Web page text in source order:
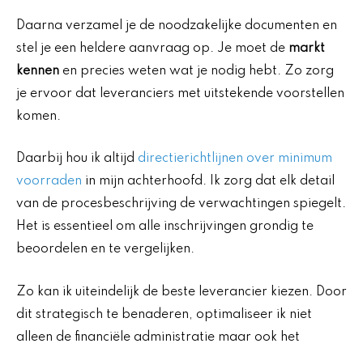
Daarna verzamel je de noodzakelijke documenten en
stel je een heldere aanvraag op. Je moet de markt
kennen en precies weten wat je nodig hebt. Zo zorg
je ervoor dat leveranciers met uitstekende voorstellen
komen.
Daarbij hou ik altijd directierichtlijnen over minimum
voorraden in mijn achterhoofd. Ik zorg dat elk detail
van de procesbeschrijving de verwachtingen spiegelt.
Het is essentieel om alle inschrijvingen grondig te
beoordelen en te vergelijken.
Zo kan ik uiteindelijk de beste leverancier kiezen. Door
dit strategisch te benaderen, optimaliseer ik niet
alleen de financiële administratie maar ook het